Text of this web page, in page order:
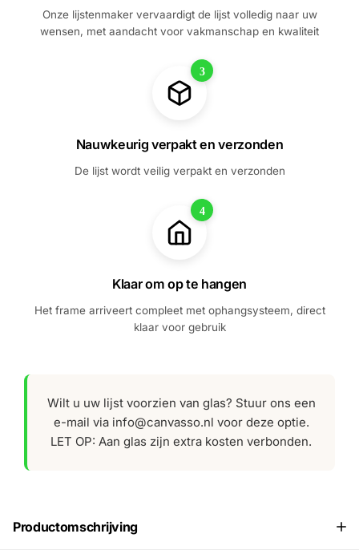
Onze lijstenmaker vervaardigt de lijst volledig naar uw
wensen, met aandacht voor vakmanschap en kwaliteit
3
Nauwkeurig verpakt en verzonden
De lijst wordt veilig verpakt en verzonden
4
Klaar om op te hangen
Het frame arriveert compleet met ophangsysteem, direct
klaar voor gebruik
Wilt u uw lijst voorzien van glas? Stuur ons een
e-mail via info@canvasso.nl voor deze optie.
LET OP: Aan glas zijn extra kosten verbonden.
Productomschrijving